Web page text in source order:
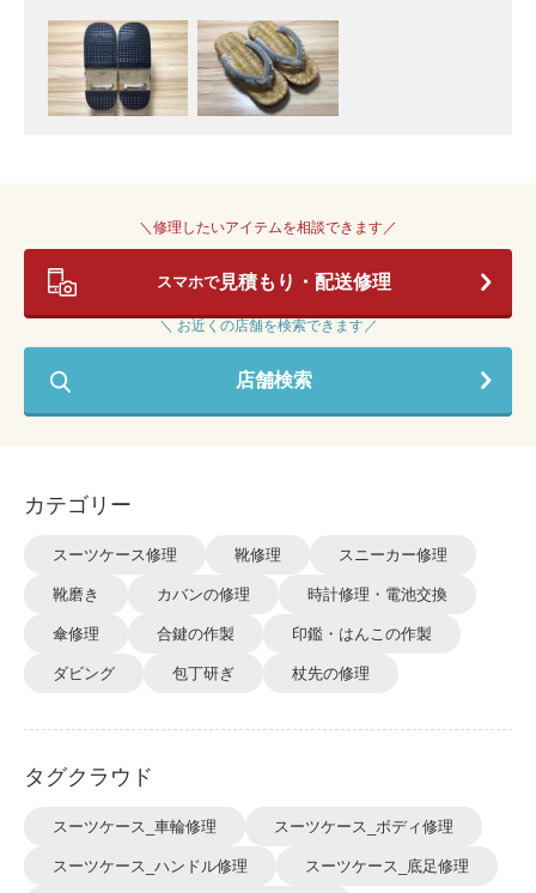
＼修理したいアイテムを相談できます／
スマホで見積もり・配送修理
＼ お近くの店舗を検索できます／
店舗検索
カテゴリー
スーツケース修理 靴修理 スニーカー修理
靴磨き カバンの修理 時計修理・電池交換
傘修理 合鍵の作製 印鑑・はんこの作製
ダビング 包丁研ぎ 杖先の修理
タグクラウド
スーツケース_車輪修理 スーツケース_ボディ修理
スーツケース_ハンドル修理 スーツケース_底足修理